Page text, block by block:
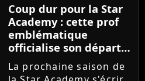
comédienne rejoindra
Laura Felpin, Harpo...
Coup dur pour la Star
Academy : cette prof
emblématique
officialise son départ,
"Ça devenait assez
compliqué"
La prochaine saison de